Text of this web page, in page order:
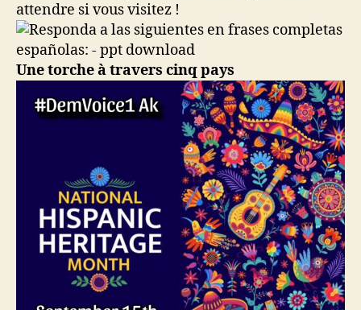
attendre si vous visitez !
Une torche à travers cinq pays